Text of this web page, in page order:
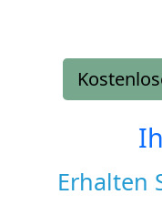
Erhalten